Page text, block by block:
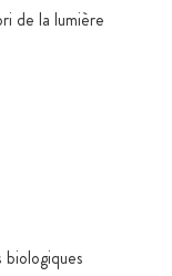
de la lumière